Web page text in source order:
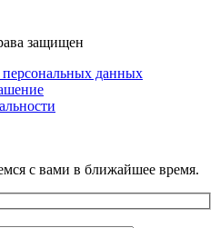
защищен
персональных данных
с вами в ближайшее время.